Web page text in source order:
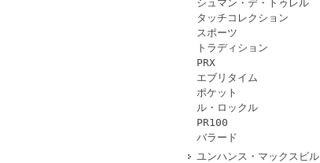
シュマン・デ・トゥレル
タッチコレクション
スポーツ
トラディション
PRX
エブリタイム
ポケット
ル・ロックル
PR100
バラード
ユンハンス・マックスビル